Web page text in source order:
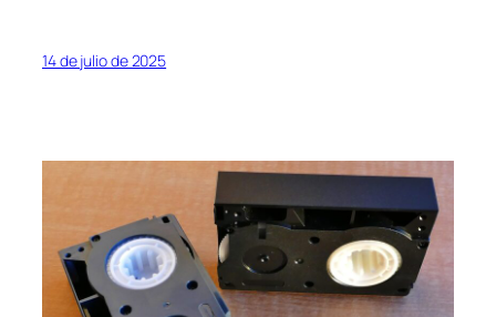
14 de julio de 2025